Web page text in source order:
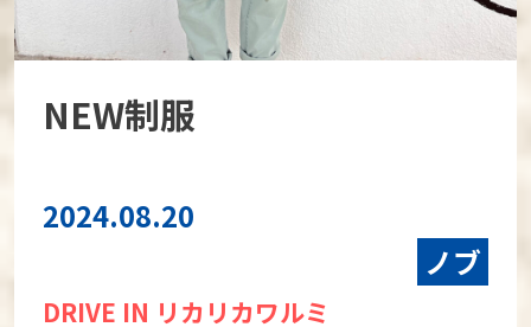
NEW制服
2024.08.20
ノブ
DRIVE IN リカリカワルミ